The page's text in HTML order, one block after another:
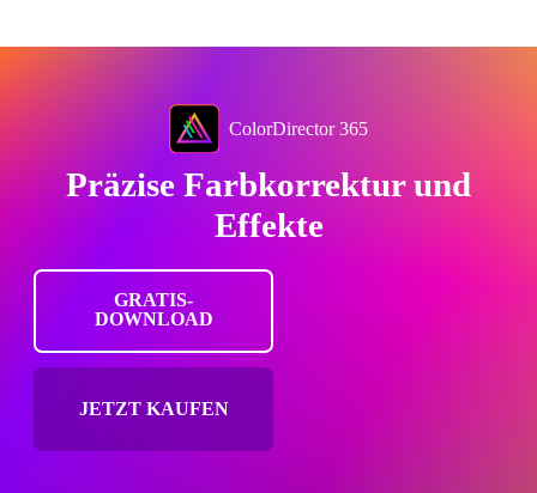
ColorDirector 365
Präzise Farbkorrektur und
Effekte
GRATIS-
DOWNLOAD
JETZT KAUFEN